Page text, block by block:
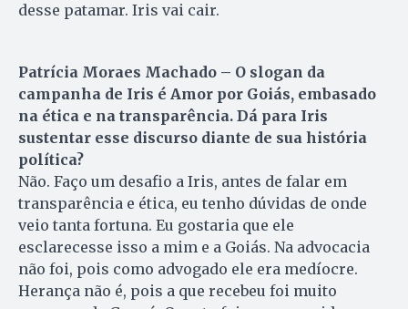
desse patamar. Iris vai cair.
Patrícia Moraes Machado – O slogan da
campanha de Iris é Amor por Goiás, embasado
na ética e na transparência. Dá para Iris
sustentar esse discurso diante de sua história
política?
Não. Faço um desafio a Iris, antes de falar em
transparência e ética, eu tenho dúvidas de onde
veio tanta fortuna. Eu gostaria que ele
esclarecesse isso a mim e a Goiás. Na advocacia
não foi, pois como advogado ele era medíocre.
Herança não é, pois a que recebeu foi muito